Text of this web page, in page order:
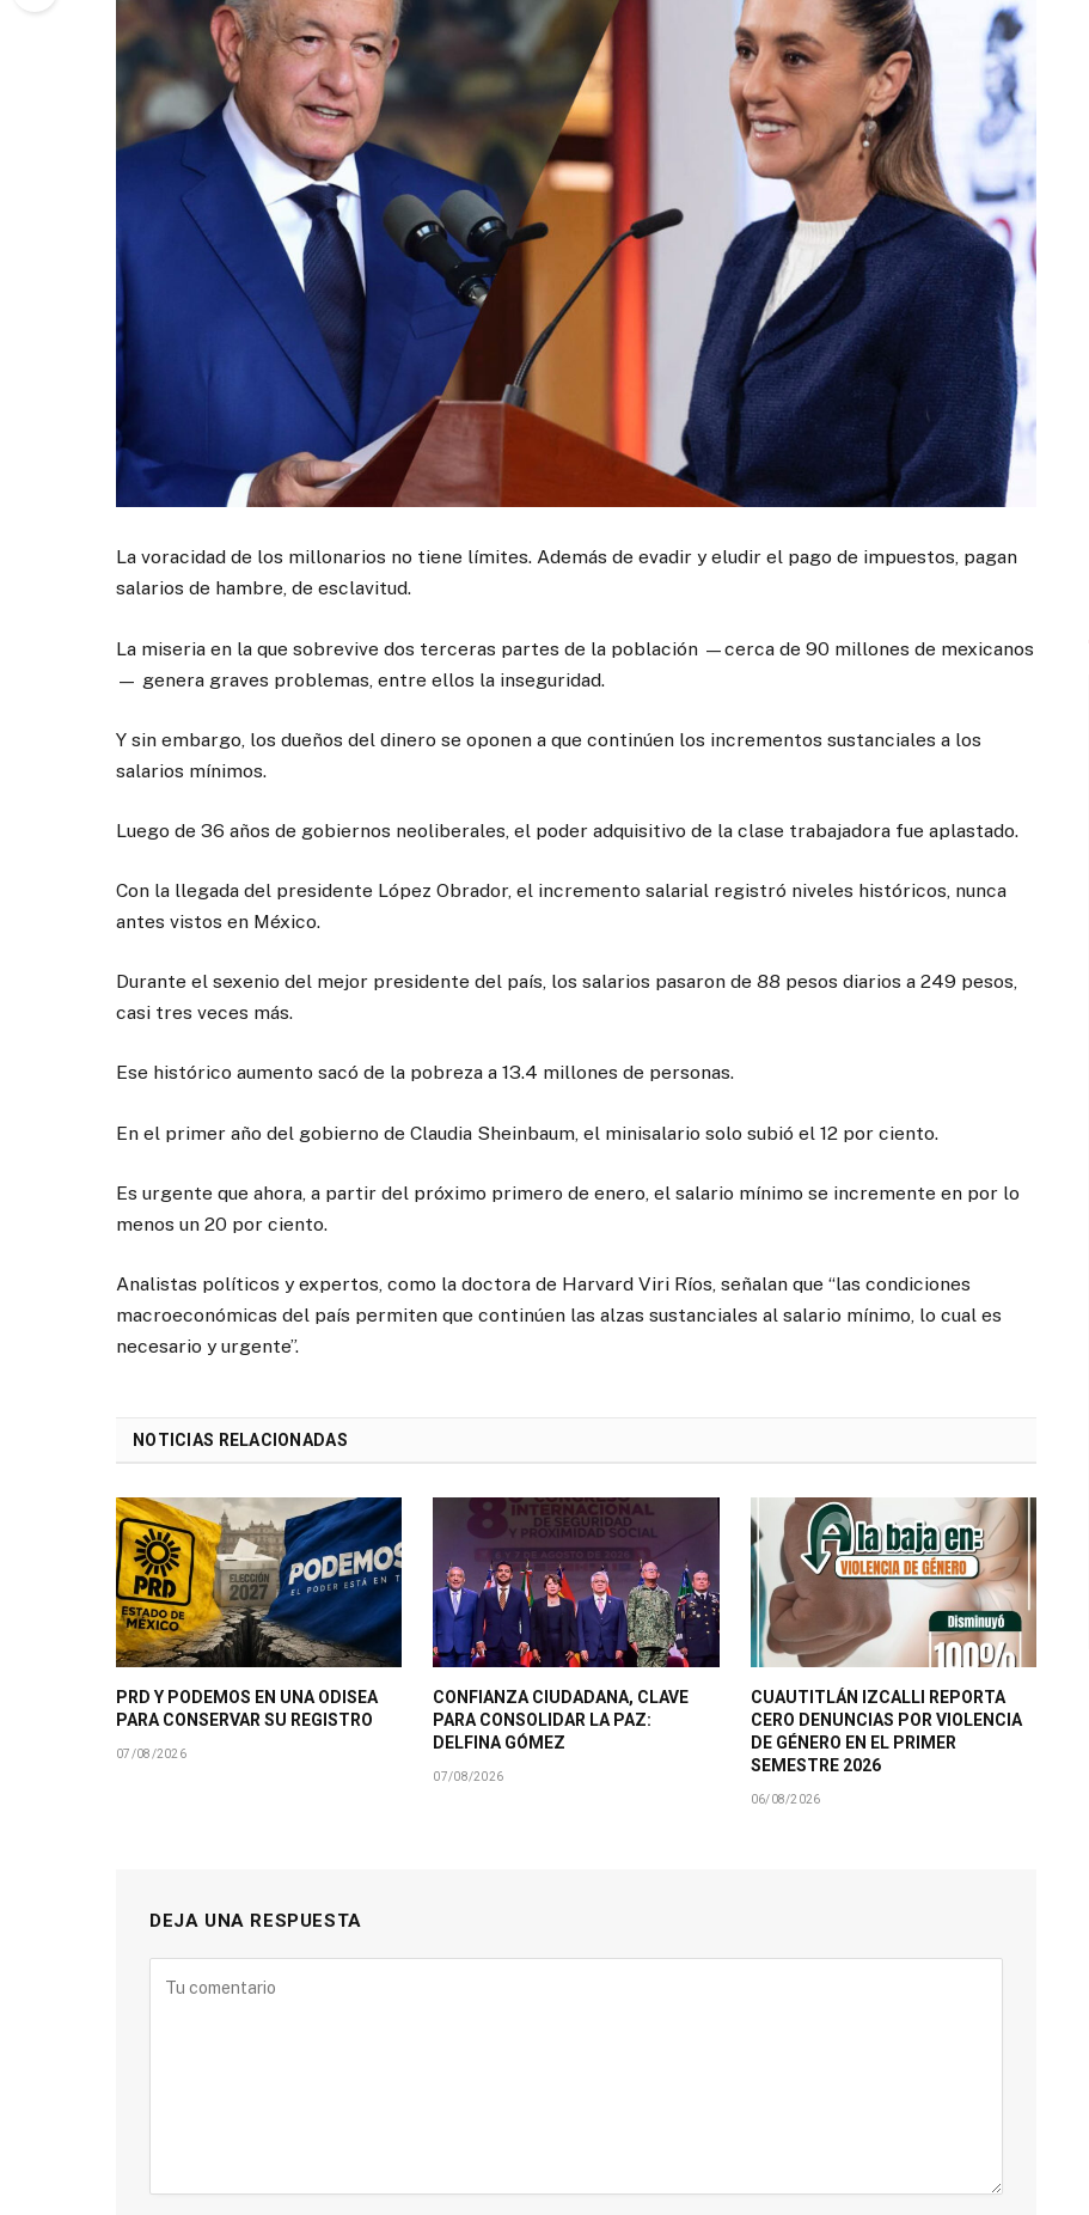
La voracidad de los millonarios no tiene límites. Además de evadir y eludir el pago de impuestos, pagan
salarios de hambre, de esclavitud.
La miseria en la que sobrevive dos terceras partes de la población —cerca de 90 millones de mexicanos
— genera graves problemas, entre ellos la inseguridad.
Y sin embargo, los dueños del dinero se oponen a que continúen los incrementos sustanciales a los
salarios mínimos.
Luego de 36 años de gobiernos neoliberales, el poder adquisitivo de la clase trabajadora fue aplastado.
Con la llegada del presidente López Obrador, el incremento salarial registró niveles históricos, nunca
antes vistos en México.
Durante el sexenio del mejor presidente del país, los salarios pasaron de 88 pesos diarios a 249 pesos,
casi tres veces más.
Ese histórico aumento sacó de la pobreza a 13.4 millones de personas.
En el primer año del gobierno de Claudia Sheinbaum, el minisalario solo subió el 12 por ciento.
Es urgente que ahora, a partir del próximo primero de enero, el salario mínimo se incremente en por lo
menos un 20 por ciento.
Analistas políticos y expertos, como la doctora de Harvard Viri Ríos, señalan que “las condiciones
macroeconómicas del país permiten que continúen las alzas sustanciales al salario mínimo, lo cual es
necesario y urgente”.
NOTICIAS RELACIONADAS
PRD Y PODEMOS EN UNA ODISEA
PARA CONSERVAR SU REGISTRO
07/08/2026
CONFIANZA CIUDADANA, CLAVE
PARA CONSOLIDAR LA PAZ:
DELFINA GÓMEZ
07/08/2026
CUAUTITLÁN IZCALLI REPORTA
CERO DENUNCIAS POR VIOLENCIA
DE GÉNERO EN EL PRIMER
SEMESTRE 2026
06/08/2026
DEJA UNA RESPUESTA